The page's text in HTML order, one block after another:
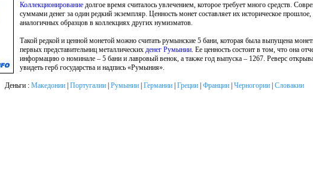
Коллекционирование долгое время считалось увлечением, которое требует много средств.
суммами денег за один редкий экземпляр. Ценность монет составляет их историческое
аналогичных образцов в коллекциях других нумизматов.
Такой редкой и ценной монетой можно считать румынские 5 бани, которая была выпущена
первых представительниц металлических денег Румынии. Ее ценность состоит в том, что она
информацию о номинале – 5 бани и лавровый венок, а также год выпуска – 1267. Реверс
увидеть герб государства и надпись «Румыния».
Деньги : Македонии| Португалии| Румынии| Германии| Греции| Франции| Черногории| Словакии